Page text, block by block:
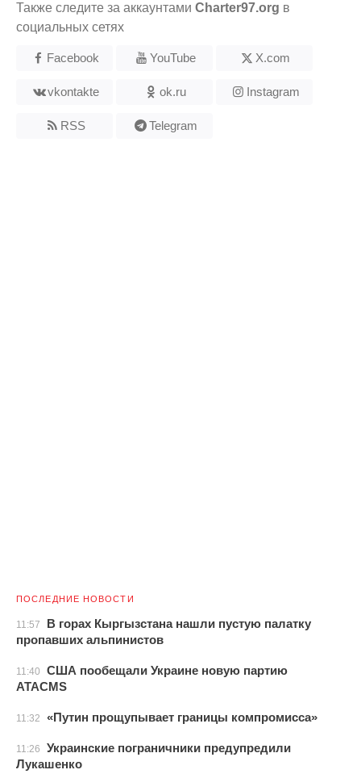
Также следите за аккаунтами Charter97.org в
социальных сетях
Facebook YouTube X.com
vkontakte ok.ru Instagram
RSS Telegram
ПОСЛЕДНИЕ НОВОСТИ
11:57
В горах Кыргызстана нашли пустую палатку
пропавших альпинистов
11:40
США пообещали Украине новую партию
ATACMS
11:32 «Путин прощупывает границы компромисса»
11:26
Украинские пограничники предупредили
Лукашенко